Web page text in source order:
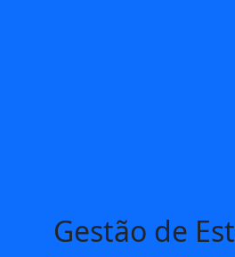
Gestão de